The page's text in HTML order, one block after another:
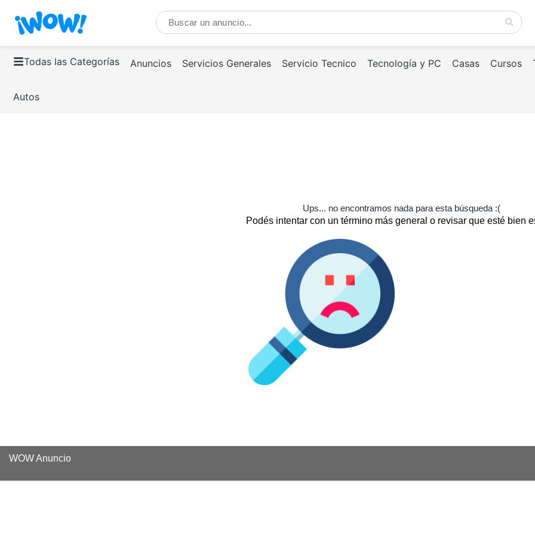
Todas las Categorías Anuncios Servicios Generales Servicio Tecnico Tecnología y PC Casas Cursos
Autos
Ups... no encontramos nada para esta búsqueda :(
Podés intentar con un término más general o revisar que esté bien
WOW Anuncio